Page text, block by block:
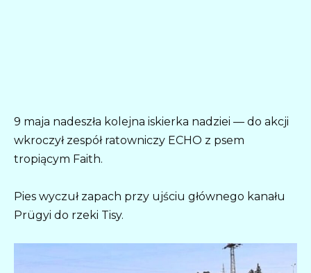
9 maja nadeszła kolejna iskierka nadziei — do akcji
wkroczył zespół ratowniczy ECHO z psem
tropiącym Faith.
Pies wyczuł zapach przy ujściu głównego kanału
Prügyi do rzeki Tisy.